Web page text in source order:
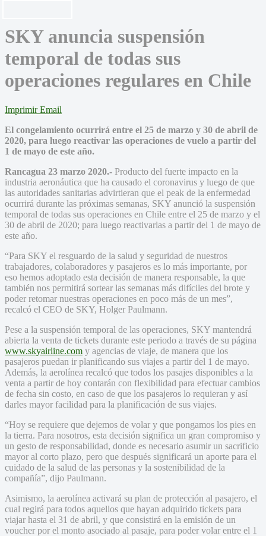
SKY anuncia suspensión
temporal de todas sus
operaciones regulares en Chile
Imprimir Email
El congelamiento ocurrirá entre el 25 de marzo y 30 de abril de
2020, para luego reactivar las operaciones de vuelo a partir del
1 de mayo de este año.
Rancagua 23 marzo 2020.- Producto del fuerte impacto en la
industria aeronáutica que ha causado el coronavirus y luego de que
las autoridades sanitarias advirtieran que el peak de la enfermedad
ocurrirá durante las próximas semanas, SKY anunció la suspensión
temporal de todas sus operaciones en Chile entre el 25 de marzo y el
30 de abril de 2020; para luego reactivarlas a partir del 1 de mayo de
este año.
“Para SKY el resguardo de la salud y seguridad de nuestros
trabajadores, colaboradores y pasajeros es lo más importante, por
eso hemos adoptado esta decisión de manera responsable, la que
también nos permitirá sortear las semanas más difíciles del brote y
poder retomar nuestras operaciones en poco más de un mes”,
recalcó el CEO de SKY, Holger Paulmann.
Pese a la suspensión temporal de las operaciones, SKY mantendrá
abierta la venta de tickets durante este periodo a través de su página
www.skyairline.com y agencias de viaje, de manera que los
pasajeros puedan ir planificando sus viajes a partir del 1 de mayo.
Además, la aerolínea recalcó que todos los pasajes disponibles a la
venta a partir de hoy contarán con flexibilidad para efectuar cambios
de fecha sin costo, en caso de que los pasajeros lo requieran y así
darles mayor facilidad para la planificación de sus viajes.
“Hoy se requiere que dejemos de volar y que pongamos los pies en
la tierra. Para nosotros, esta decisión significa un gran compromiso y
un gesto de responsabilidad, donde es necesario asumir un sacrificio
mayor al corto plazo, pero que después significará un aporte para el
cuidado de la salud de las personas y la sostenibilidad de la
compañía”, dijo Paulmann.
Asimismo, la aerolínea activará su plan de protección al pasajero, el
cual regirá para todos aquellos que hayan adquirido tickets para
viajar hasta el 31 de abril, y que consistirá en la emisión de un
voucher por el monto asociado al pasaje, para poder volar entre el 1